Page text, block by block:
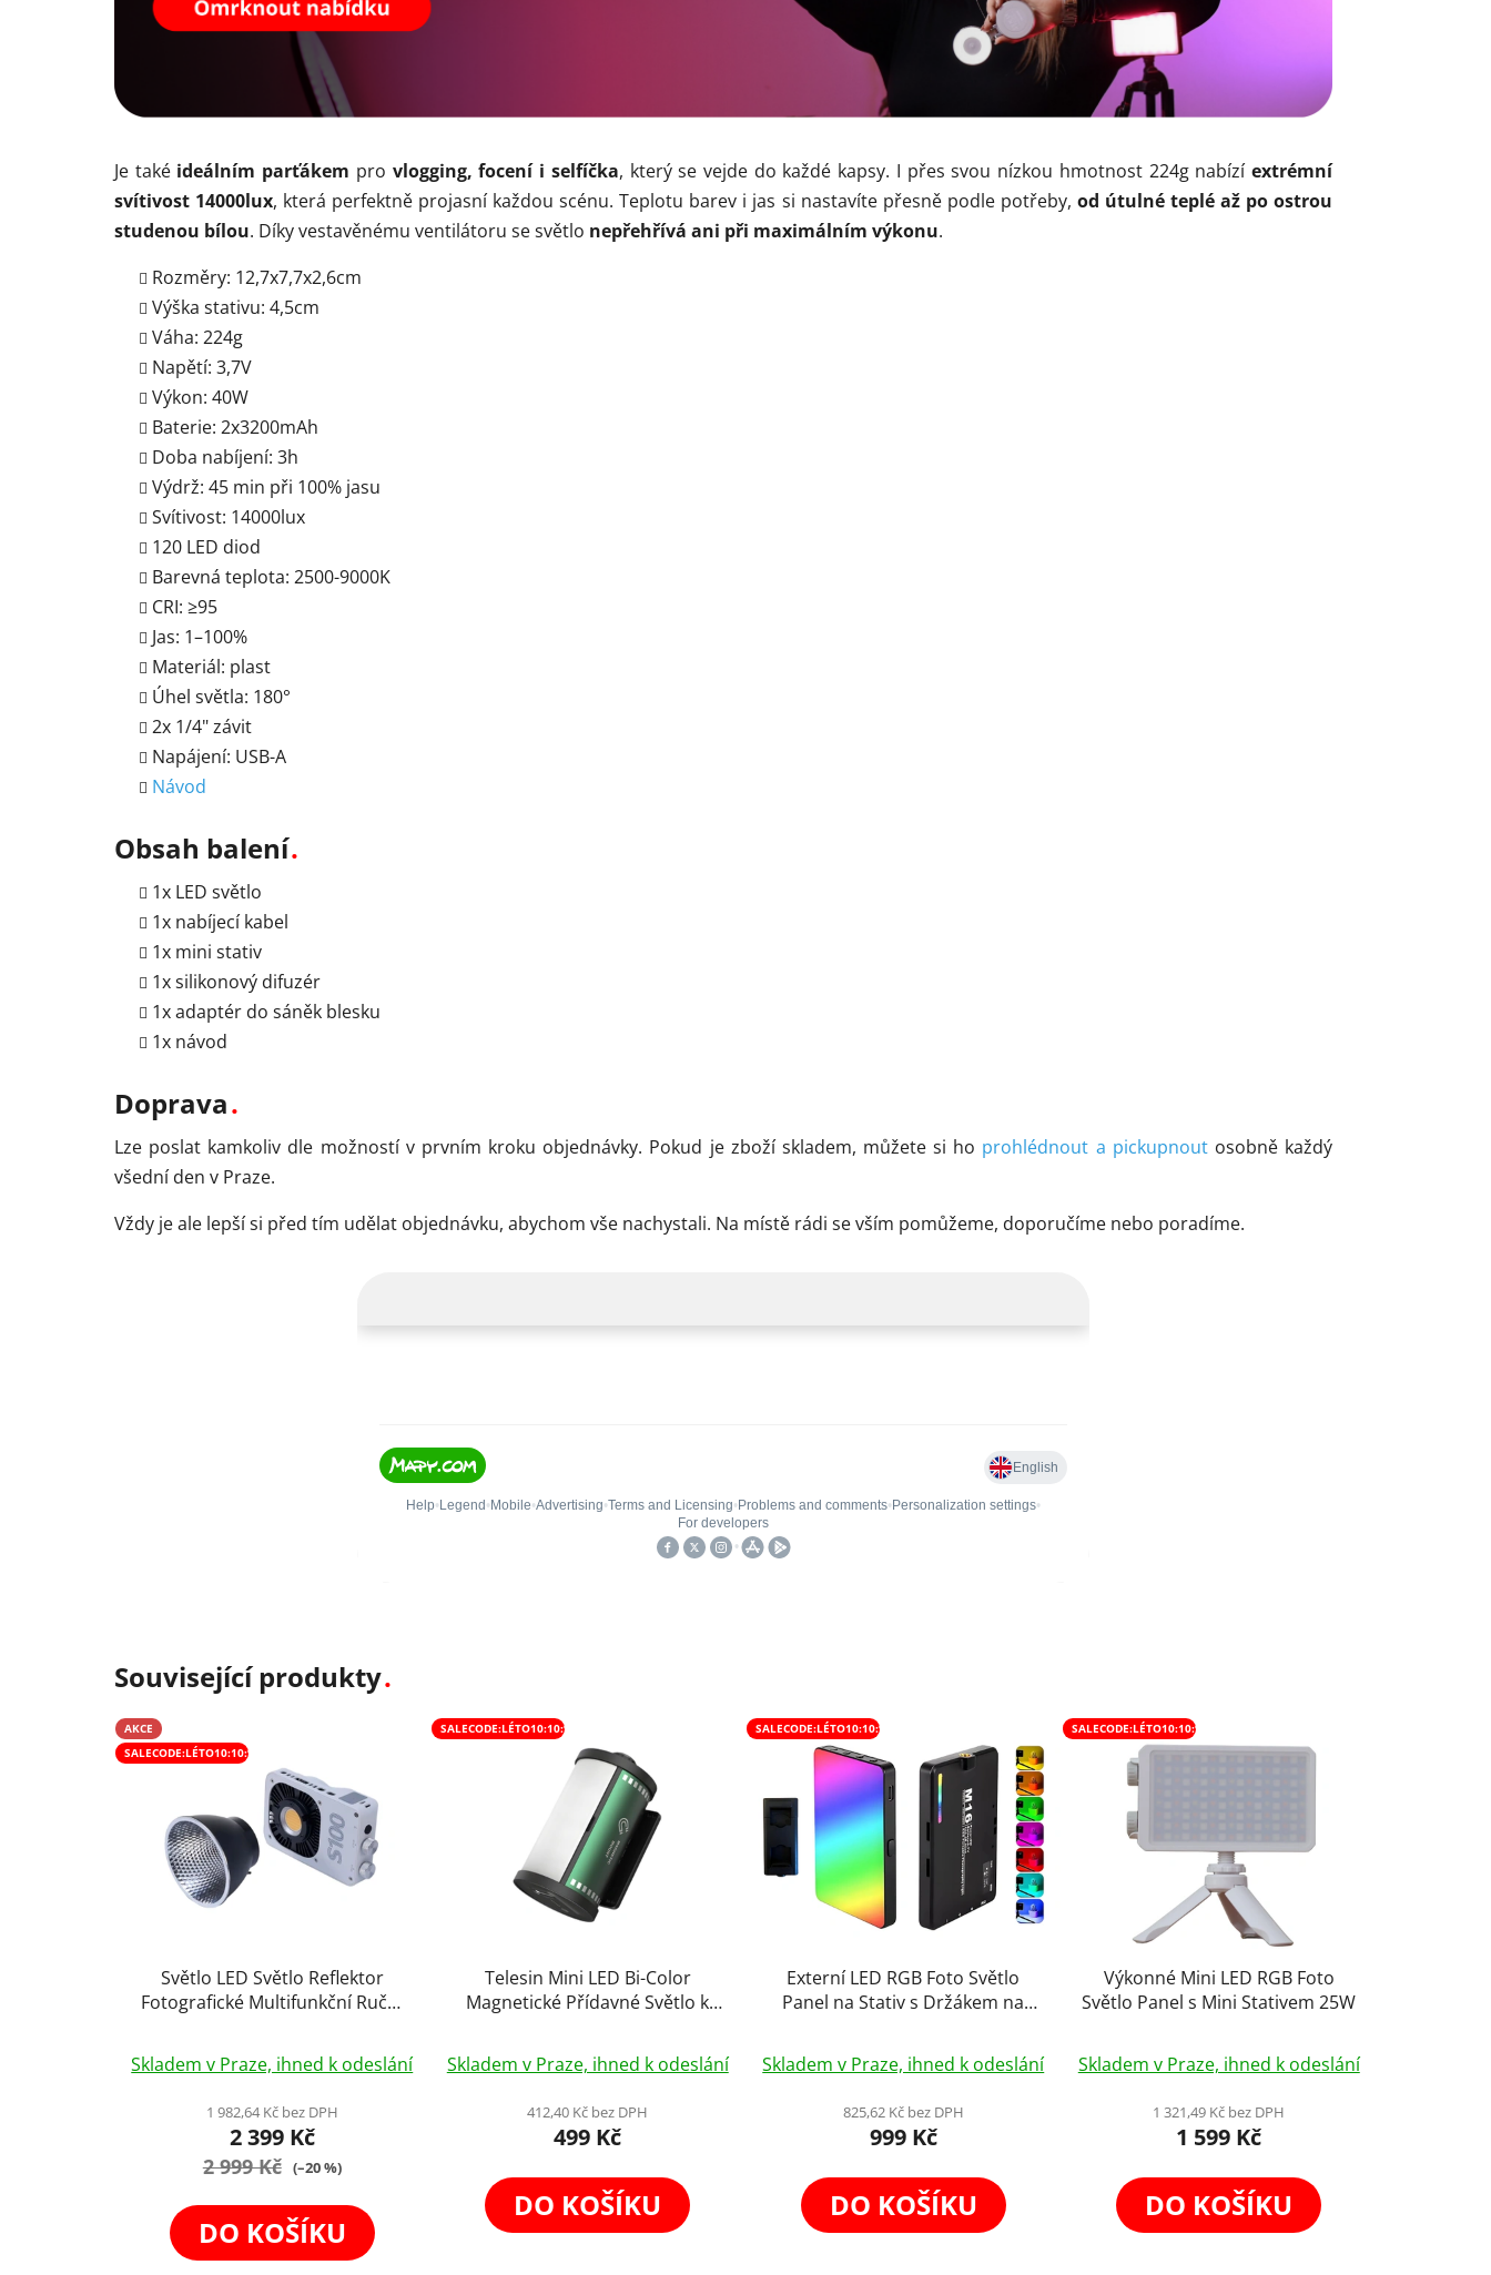
Je také ideálním parťákem pro vlogging, focení i selfíčka, který se vejde do každé kapsy. I přes svou nízkou hmotnost 224g nabízíextrémní
svítivost 14000lux, která perfektně projasní každou scénu. Teplotu barev i jas si nastavíte přesně podle potřeby, od útulné teplé až po ostrou
studenou bílou. Díky vestavěnému ventilátoru se světlo nepřehřívá ani při maximálním výkonu.
Rozměry: 12,7x7,7x2,6cm
Výška stativu: 4,5cm
Váha: 224g
Napětí: 3,7V
Výkon: 40W
Baterie: 2x3200mAh
Doba nabíjení: 3h
Výdrž: 45 min při 100% jasu
Svítivost: 14000lux
120 LED diod
Barevná teplota: 2500-9000K
CRI: ≥95
Jas: 1–100%
Materiál: plast
Úhel světla: 180°
2x 1/4" závit
Napájení: USB-A
Návod
Obsah balení
1x LED světlo
1x nabíjecí kabel
1x mini stativ
1x silikonový difuzér
1x adaptér do sáněk blesku
1x návod
Doprava
Lze poslat kamkoliv dle možností v prvním kroku objednávky. Pokud je zboží skladem, můžete si ho prohlédnout a pickupnoutosobně každý
všední den v Praze.
Vždy je ale lepší si před tím udělat objednávku, abychom vše nachystali. Na místě rádi se vším pomůžeme, doporučíme nebo poradíme.
Související produkty
AKCE
SALECODE:LÉTO10:10:%
Světlo LED Světlo Reflektor
Fotografické Multifunkční Ruční
Skladem v Praze, ihned k odeslání
1 982,64 Kč bez DPH
2 399 Kč
2 999 Kč (–20 %)
DO KOŠÍKU
SALECODE:LÉTO10:10:%
Telesin Mini LED Bi-Color
Magnetické Přídavné Světlo k
Skladem v Praze, ihned k odeslání
412,40 Kč bez DPH
499 Kč
DO KOŠÍKU
SALECODE:LÉTO10:10:%
Externí LED RGB Foto Světlo
Panel na Stativ s Držákem na
hodnocení
produktu
je
z
Skladem v Praze, ihned k odeslání
825,62 Kč bez DPH
999 Kč
DO KOŠÍKU
SALECODE:LÉTO10:10:%
Výkonné Mini LED RGB Foto
Světlo Panel s Mini Stativem 25W
hodnocení
produktu
je
z
Skladem v Praze, ihned k odeslání
1 321,49 Kč bez DPH
1 599 Kč
DO KOŠÍKU